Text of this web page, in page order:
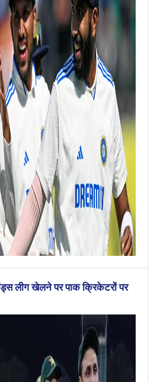
लीग खेलने पर पाक क्रिकेटरों पर